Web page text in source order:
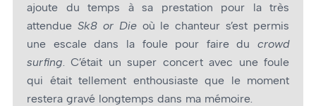
ajoute du temps à sa prestation pour la très
attendue Sk8 or Dieoù le chanteur s’est permis
une escale dans la foule pour faire du crowd
surfing. C’était un super concert avec une foule
qui était tellement enthousiaste que le moment
restera gravé longtemps dans ma mémoire.